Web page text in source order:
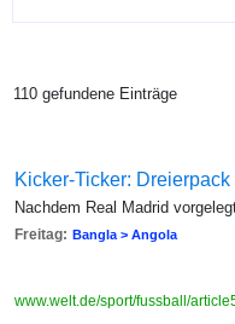
110 gefundene Einträge
Kicker-Ticker:
Nachdem Real Madrid
Freitag: Bangla > Angola
www.welt.de/sport/fussball/